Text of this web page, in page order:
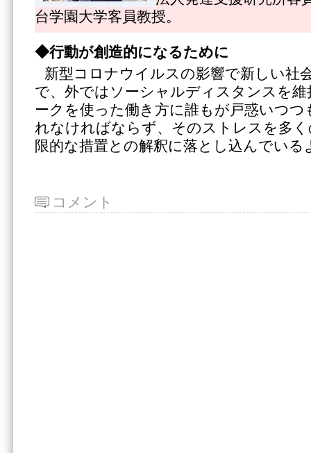
台学園大学客員教授。
◆行動が創造的になるために
新型コロナウイルスの影響で新しい社
で、外ではソーシャルディスタンスを
ークを使った働き方に誰もが戸惑いつつ
れなければならず、そのストレスを多
限的な措置との解釈に落とし込んでいる
コメント